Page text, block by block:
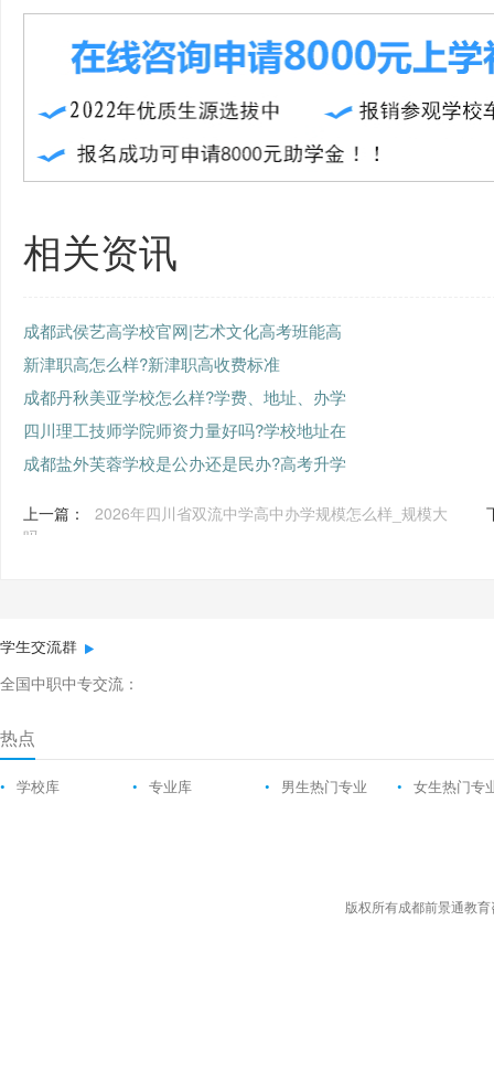
相关资讯
成都武侯艺高学校官网|艺术文化高考班能高
新津职高怎么样?新津职高收费标准
成都丹秋美亚学校怎么样?学费、地址、办学
四川理工技师学院师资力量好吗?学校地址在
成都盐外芙蓉学校是公办还是民办?高考升学
上一篇：
2026年四川省双流中学高中办学规模怎么样_规模大
吗
学生交流群
全国中职中专交流：
热点
• 学校库 • 专业库 • 男生热门专业 • 女生热门专
版权所有成都前景通教